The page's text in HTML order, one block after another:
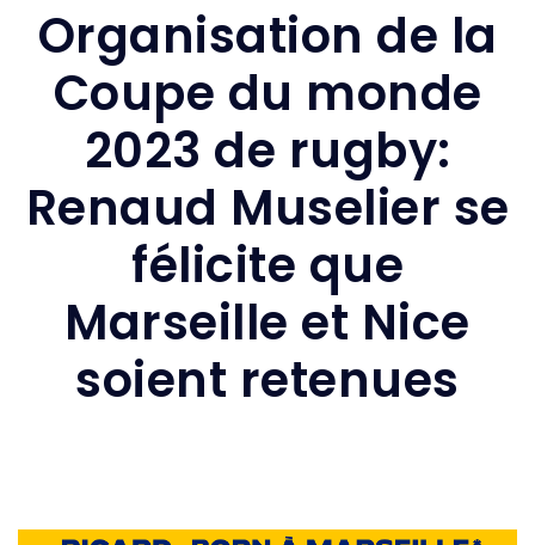
Organisation de la
Coupe du monde
2023 de rugby:
Renaud Muselier se
félicite que
Marseille et Nice
soient retenues